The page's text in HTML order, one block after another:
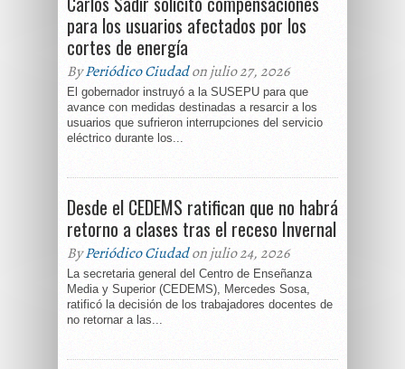
para los usuarios afectados por los
cortes de energía
ByPeriódico Ciudadon julio 27, 2026
El gobernador instruyó a la SUSEPU para que
avance con medidas destinadas a resarcir a los
usuarios que sufrieron interrupciones del servicio
eléctrico durante los...
Desde el CEDEMS ratifican que no habrá
retorno a clases tras el receso Invernal
ByPeriódico Ciudadon julio 24, 2026
La secretaria general del Centro de Enseñanza
Media y Superior (CEDEMS), Mercedes Sosa,
ratificó la decisión de los trabajadores docentes de
no retornar a las...